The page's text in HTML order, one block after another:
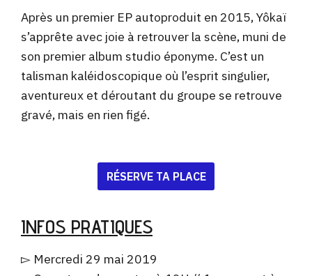
Après un premier EP autoproduit en 2015, Yôkaï
s’apprête avec joie à retrouver la scène, muni de
son premier album studio éponyme. C’est un
talisman kaléidoscopique où l’esprit singulier,
aventureux et déroutant du groupe se retrouve
gravé, mais en rien figé.
RÉSERVE TA PLACE
INFOS PRATIQUES
▻ Mercredi 29 mai 2019